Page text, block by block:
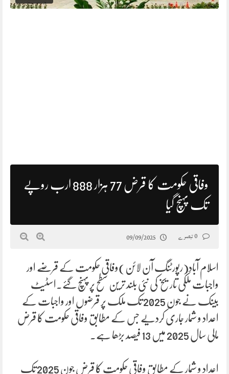
وفاقی حکومت کا قرض 77 ہزار 888 ارب روپے
تک پہنچ گیا
09/09/2025
اسلام آباد(رپورٹنگ آن لائن)وفاقی حکومت کے قرضے اور
واجبات ملکی تاریخ کی نئی بلند ترین سطح پر پہنچ گئے۔اسٹیٹ
بینک نے جون 2025 تک ملک پر قرضوں اور واجبات کے
اعداد و شمار جاری کردیے جس کے مطابق وفاقی حکومت کا قرض
مالی سال 2025 میں 13 فیصد بڑھا ہے۔
اعداد و شمار کے مطابق وفاقی حکومت کا قرض جون 2025 تک